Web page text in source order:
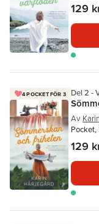
129
4 POCKET FÖR 3 Del 2 -
Av
129